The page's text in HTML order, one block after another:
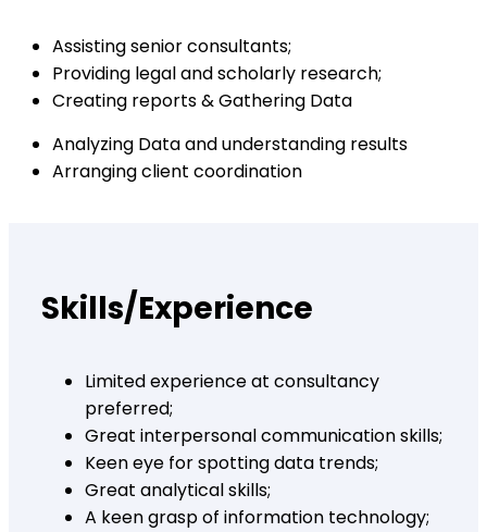
Assisting senior consultants;
Providing legal and scholarly research;
Creating reports & Gathering Data
Analyzing Data and understanding results
Arranging client coordination
Skills/Experience
Limited experience at consultancy
preferred;
Great interpersonal communication skills;
Keen eye for spotting data trends;
Great analytical skills;
A keen grasp of information technology;